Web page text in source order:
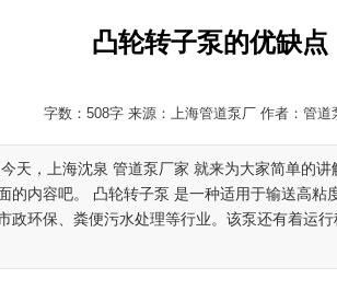
凸轮转子泵的优缺点
字数：508字 来源：上海管道泵厂 作者：管
天，上海沈泉 管道泵厂家 就来为大家简单的
的内容吧。 凸轮转子泵 是一种适用于输送高粘
政环保、粪便污水处理等行业。该泵还有着运